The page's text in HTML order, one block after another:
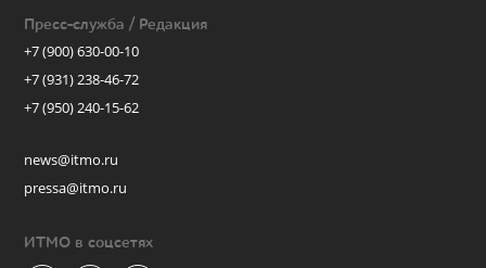
Пресс-служба / Редакция
+7 (900) 630-00-10
+7 (931) 238-46-72
+7 (950) 240-15-62
news@itmo.ru
pressa@itmo.ru
ИТМО в соцсетях